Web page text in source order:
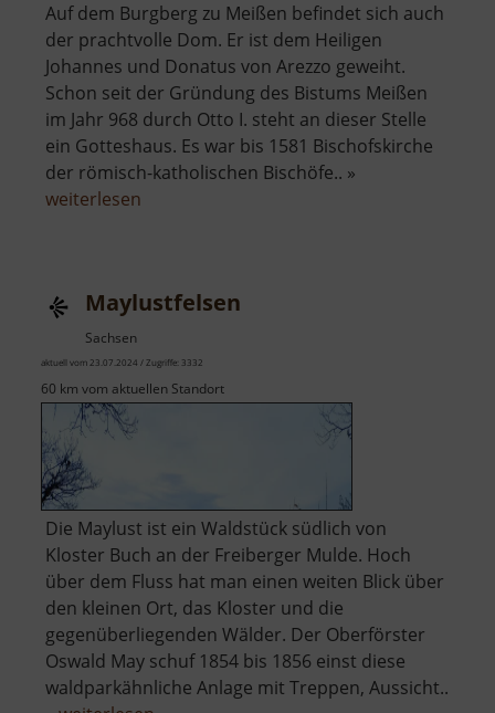
Auf dem Burgberg zu Meißen befindet sich auch
der prachtvolle Dom. Er ist dem Heiligen
Johannes und Donatus von Arezzo geweiht.
Schon seit der Gründung des Bistums Meißen
im Jahr 968 durch Otto I. steht an dieser Stelle
ein Gotteshaus. Es war bis 1581 Bischofskirche
der römisch-katholischen Bischöfe.. »
weiterlesen
Maylustfelsen
Sachsen
aktuell vom 23.07.2024 / Zugriffe: 3332
60 km vom aktuellen Standort
Die Maylust ist ein Waldstück südlich von
Kloster Buch an der Freiberger Mulde. Hoch
über dem Fluss hat man einen weiten Blick über
den kleinen Ort, das Kloster und die
gegenüberliegenden Wälder. Der Oberförster
Oswald May schuf 1854 bis 1856 einst diese
waldparkähnliche Anlage mit Treppen, Aussicht..